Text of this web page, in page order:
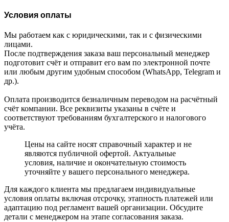
Условия оплаты
Мы работаем как с юридическими, так и с физическими
лицами.
После подтверждения заказа ваш персональный менеджер
подготовит счёт и отправит его вам по электронной почте
или любым другим удобным способом (WhatsApp, Telegram и
др.).
Оплата производится безналичным переводом на расчётный
счёт компании. Все реквизиты указаны в счёте и
соответствуют требованиям бухгалтерского и налогового
учёта.
Цены на сайте носят справочный характер и не
являются публичной офертой. Актуальные
условия, наличие и окончательную стоимость
уточняйте у вашего персонального менеджера.
Для каждого клиента мы предлагаем индивидуальные
условия оплаты включая отсрочку, этапность платежей или
адаптацию под регламент вашей организации. Обсудите
детали с менеджером на этапе согласования заказа.